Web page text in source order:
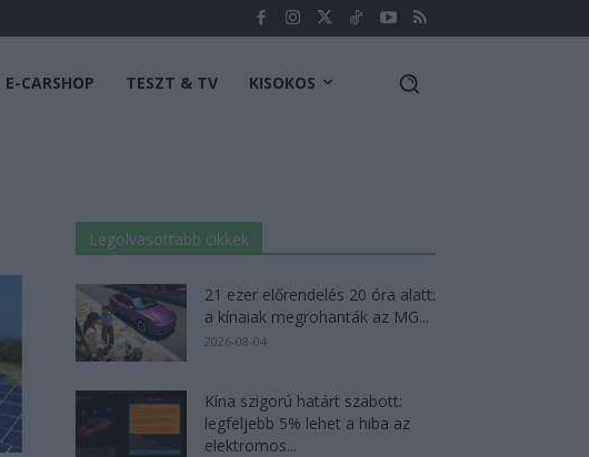
E-CARSHOP TESZT & TV KISOKOS
Legolvasottabb cikkek
21 ezer előrendelés 20 óra alatt:
a kínaiak megrohanták az MG...
2026-08-04
Kína szigorú határt szabott:
legfeljebb 5% lehet a hiba az
elektromos...